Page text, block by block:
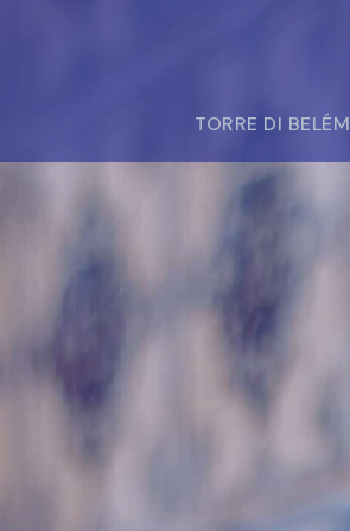
TORRE DI BELÉM